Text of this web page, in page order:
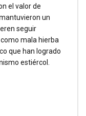
el valor de
un
seguir
mala hierba
que han logrado
estiércol.